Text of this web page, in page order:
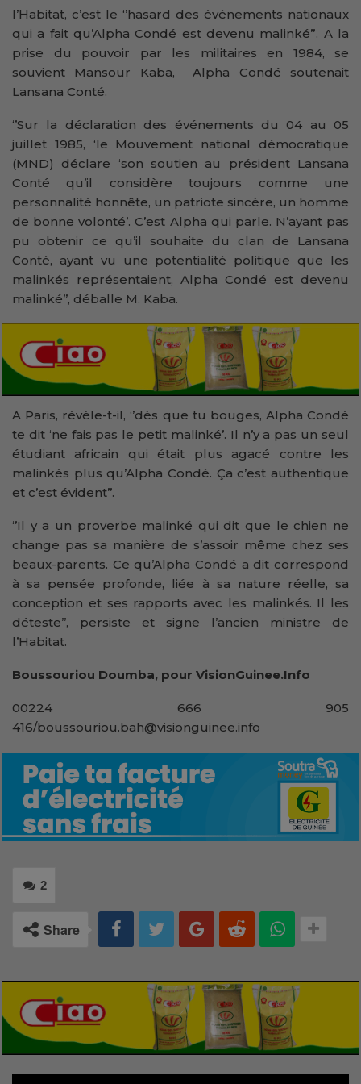
l’Habitat, c’est le ‘’hasard des événements nationaux
qui a fait qu’Alpha Condé est devenu malinké”. A la
prise du pouvoir par les militaires en 1984, se
souvient Mansour Kaba, Alpha Condé soutenait
Lansana Conté.
‘’Sur la déclaration des événements du 04 au 05
juillet 1985, ‘le Mouvement national démocratique
(MND) déclare ‘son soutien au président Lansana
Conté qu’il considère toujours comme une
personnalité honnête, un patriote sincère, un homme
de bonne volonté’. C’est Alpha qui parle. N’ayant pas
pu obtenir ce qu’il souhaite du clan de Lansana
Conté, ayant vu une potentialité politique que les
malinkés représentaient, Alpha Condé est devenu
malinké’’, déballe M. Kaba.
A Paris, révèle-t-il, ‘’dès que tu bouges, Alpha Condé
te dit ‘ne fais pas le petit malinké’. Il n’y a pas un seul
étudiant africain qui était plus agacé contre les
malinkés plus qu’Alpha Condé. Ça c’est authentique
et c’est évident’’.
‘’Il y a un proverbe malinké qui dit que le chien ne
change pas sa manière de s’assoir même chez ses
beaux-parents. Ce qu’Alpha Condé a dit correspond
à sa pensée profonde, liée à sa nature réelle, sa
conception et ses rapports avec les malinkés. Il les
déteste’’, persiste et signe l’ancien ministre de
l’Habitat.
Boussouriou Doumba, pour VisionGuinee.Info
00224 666 905
416/boussouriou.bah@visionguinee.info
2
Share